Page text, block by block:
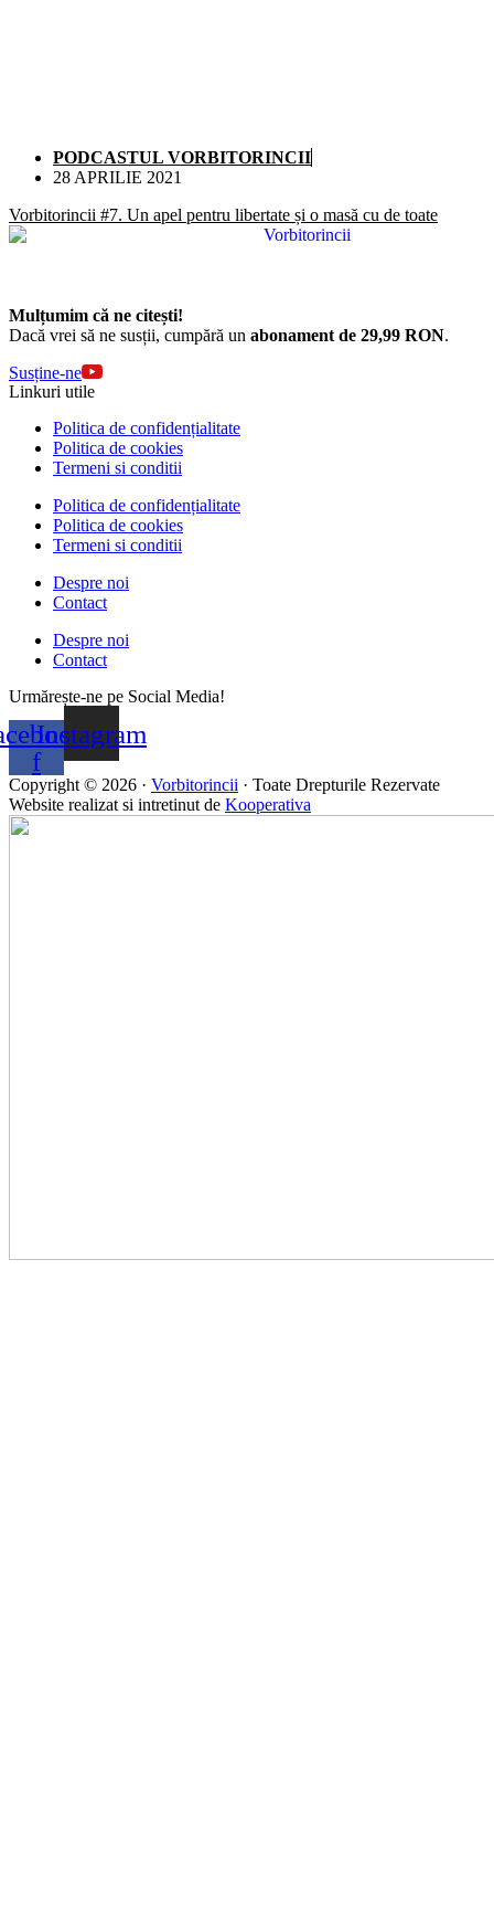
PODCASTUL VORBITORINCII
28 APRILIE 2021
Vorbitorincii #7. Un apel pentru libertate și o masă cu de toate
Mulțumim că ne citești!
Dacă vrei să ne susții, cumpără un abonament de 29,99 RON.
Susține-ne
Linkuri utile
Politica de confidențialitate
Politica de cookies
Termeni si conditii
Politica de confidențialitate
Politica de cookies
Termeni si conditii
Despre noi
Contact
Despre noi
Contact
Urmărește-ne pe Social Media!
f
Instagram
Copyright © 2026 · Vorbitorincii · Toate Drepturile Rezervate
Website realizat si intretinut de Kooperativa